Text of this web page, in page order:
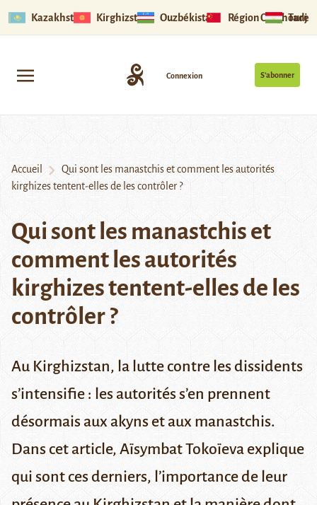
Kazakhstan Kirghizstan Ouzbékistan Région Ouïghoure
S’abonner
Connexion
Accueil
Qui sont les manastchis et comment les autorités
kirghizes tentent-elles de les contrôler ?
Qui sont les manastchis et
comment les autorités
kirghizes tentent-elles de les
contrôler ?
Au Kirghizstan, la lutte contre les dissidents
s’intensifie : les autorités s’en prennent
désormais aux akyns et aux manastchis.
Dans cet article, Aïsymbat Tokoïeva explique
qui sont ces derniers, l’importance de leur